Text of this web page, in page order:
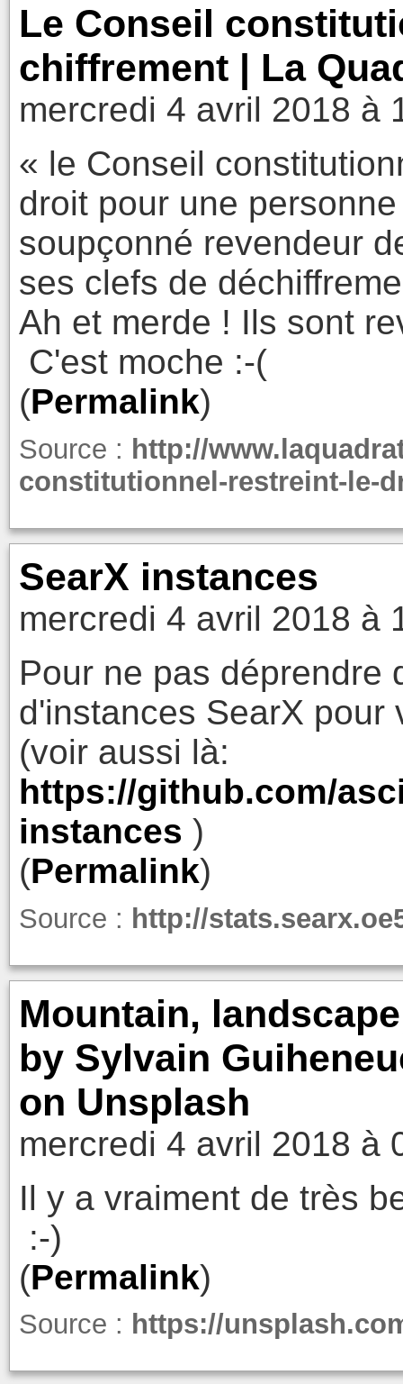
Le Conseil
chiffrement | La
mercredi 4 avril 2018 à
« le Conseil
droit pour une
soupçonné revendeur
ses clefs de
Ah et merde ! Ils sont
C'est moche :-(
(Permalink)
Source : http://
constitutionnel-restreint-le-
SearX instances
mercredi 4 avril 2018 à
Pour ne pas déprendre
d'instances SearX pour
(voir aussi là:
https://github.com/
instances )
(Permalink)
Source : http://
Mountain,
by Sylvain
on Unsplash
mercredi 4 avril 2018 à
Il y a vraiment de très
:-)
(Permalink)
Source : https://